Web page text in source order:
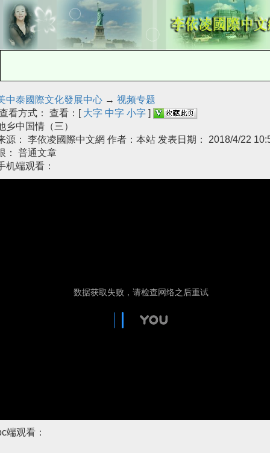
中泰國際文化發展中心 → 视频专题
看方式： 查看：[ 大字 中字 小字 ]
乡中国情（三）
源： 李依凌國際中文網 作者：本站 发表日期： 2018/4/22
： 普通文章
机端观看：
端观看：